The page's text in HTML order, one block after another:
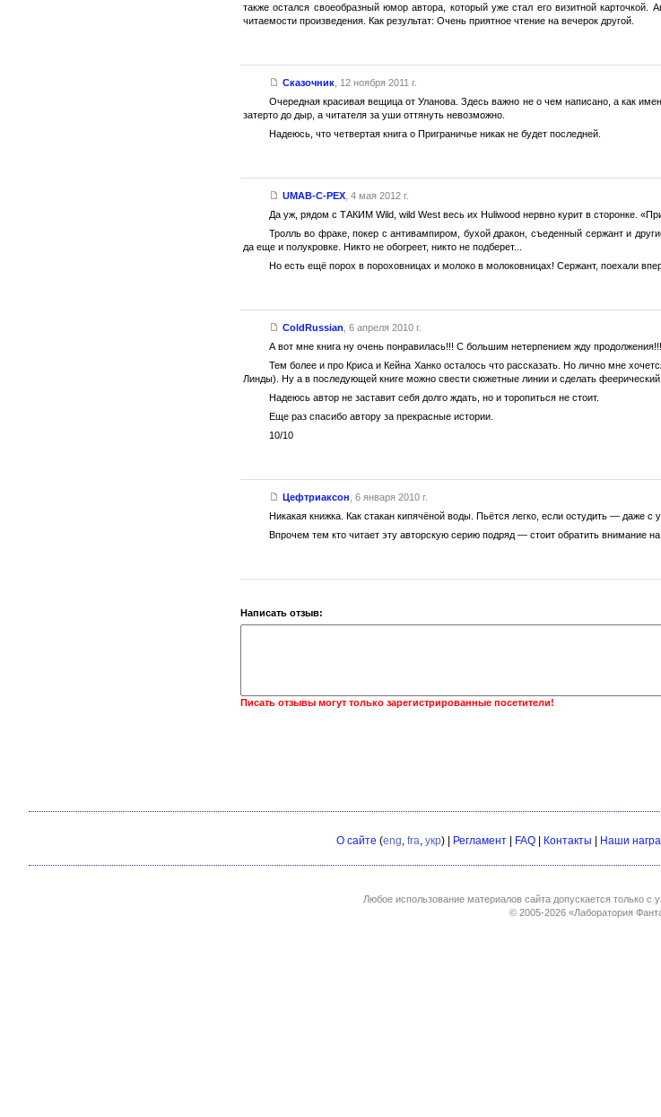
также остался своеобразный юмор автора, который уже стал его визитной
читаемости произведения. Как результат: Очень приятное чтение на вечерок другой.
Сказочник, 12 ноября 2011 г.
Очередная красивая вещица от Уланова. Здесь важно не о чем написано, а как
затерто до дыр, а читателя за уши оттянуть невозможно.
Надеюсь, что четвертая книга о Приграничье никак не будет последней.
UMAB-C-PEX, 4 мая 2012 г.
Да уж, рядом с ТАКИМ Wild, wild West весь их Huliwood нервно курит в сторонке.
Тролль во фраке, покер с антивампиром, бухой дракон, съеденный сержант и
да еще и полукровке. Никто не обогреет, никто не подберет...
Но есть ещё порох в пороховницах и молоко в молоковницах! Сержант, поехали
ColdRussian 6 апреля 2010 г.
А вот мне книга ну очень понравилась!!! С большим нетерпением жду продолжения!!!
Тем более и про Криса и Кейна Ханко осталось что рассказать. Но лично мне
Линды). Ну а в последующей книге можно свести сюжетные линии и сделать
Надеюсь автор не заставит себя долго ждать, но и торопиться не стоит.
Еще раз спасибо автору за прекрасные истории.
10/10
Цефтриаксон 6 января 2010 г.
Никакая книжка. Как стакан кипячёной воды. Пьётся легко, если остудить — даже с
Впрочем тем кто читает эту авторскую серию подряд — стоит обратить внимание на
Написать отзыв:
Писать отзывы могут только зарегистрированные посетители!
О сайте (eng fra укр) | Регламент | FAQ | Контакты | Наши
Любое использование материалов сайта допускается только с
© 2005-2026 «Лаборатория